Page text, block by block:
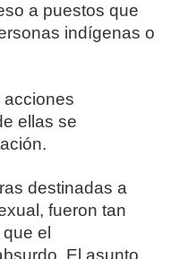
a puestos que
indígenas o
acciones
ellas se
destinadas a
fueron tan
el
El asunto